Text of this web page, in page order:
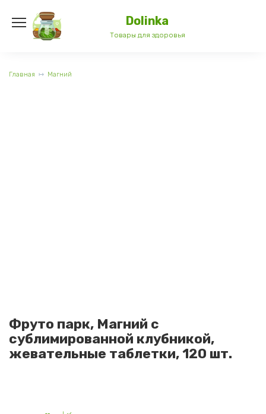
содержанию
Dolinka
Товары для здоровья
Главная Магний
Фруто парк, Магний с
сублимированной клубникой,
жевательные таблетки, 120 шт.